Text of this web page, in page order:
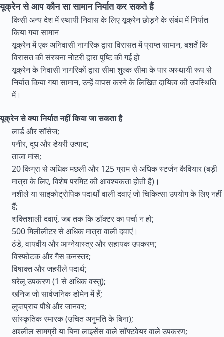
यूक्रेन से आप कौन सा सामान निर्यात कर सकते हैं
किसी अन्य देश में स्थायी निवास के लिए यूक्रेन छोड़ने के संबंध में निर्यात
किया गया सामान
यूक्रेन में एक अनिवासी नागरिक द्वारा विरासत में प्राप्त सामान, बशर्ते कि
विरासत की संरचना नोटरी द्वारा पुष्टि की गई हो
यूक्रेन के निवासी नागरिकों द्वारा सीमा शुल्क सीमा के पार अस्थायी रूप से
निर्यात किया गया सामान, उन्हें वापस करने के लिखित दायित्व की उपस्थिति
में।
यूक्रेन से क्या निर्यात नहीं किया जा सकता है
लार्ड और सॉसेज;
पनीर, दूध और डेयरी उत्पाद;
ताजा मांस;
20 किग्रा से अधिक मछली और 125 ग्राम से अधिक स्टर्जन कैवियार (बड़ी
मात्रा के लिए, विशेष परमिट की आवश्यकता होती है)।
नशीले या साइकोट्रोपिक पदार्थों वाली दवाएं जो चिकित्सा उपयोग के लिए नहीं
हैं;
शक्तिशाली दवाएं, जब तक कि डॉक्टर का पर्चा न हो;
500 मिलीलीटर से अधिक मात्रा वाली दवाएं।
ठंडे, वायवीय और आग्नेयास्त्र और सहायक उपकरण;
विस्फोटक और गैस कनस्तर;
विषाक्त और जहरीले पदार्थ;
घरेलू उपकरण (1 से अधिक वस्तु);
खनिज जो सार्वजनिक डोमेन में हैं;
लुप्तप्राय पौधे और जानवर;
सांस्कृतिक स्मारक (उचित अनुमति के बिना);
अश्लील सामग्री या बिना लाइसेंस वाले सॉफ्टवेयर वाले उपकरण;